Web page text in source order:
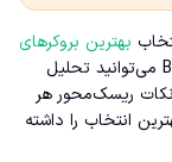
بهترین بروکرهای
هستید، در Brokerir.com می‌توانید تحلیل
نکات ریسک‌محور هر
انتخاب را داشته